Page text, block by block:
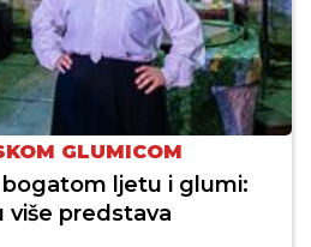
GLUMICOM
bogatom ljetu i glumi:
više predstava